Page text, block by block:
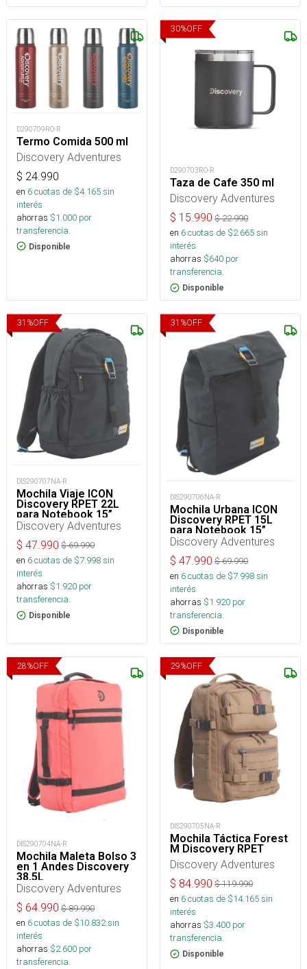
D290709RO-R
Termo Comida 500 ml
Discovery Adventures
$ 24.990
en 6cuotas de $4.165sin
interés
ahorras $1.000 por
transferencia.
Disponible
30%OFF
D290703RO-R
Taza de Cafe 350 ml
Discovery Adventures
$ 15.990 $22.990
en 6cuotas de $2.665sin
interés
ahorras $640 por
transferencia.
Disponible
31 %OFF
DIS290707NA-R
Mochila Viaje ICON
Discovery RPET 22L
para Notebook 15”
Discovery Adventures
$ 47.990 $69.990
en 6cuotas de $7.998sin
interés
ahorras $1.920 por
transferencia.
Disponible
31 %OFF
DIS290706NA-R
Mochila Urbana ICON
Discovery RPET 15L
para Notebook 15”
Discovery Adventures
$ 47.990 $69.990
en 6cuotas de $7.998sin
interés
ahorras $1.920 por
transferencia.
Disponible
28%OFF
DIS290704NA-R
Mochila Maleta Bolso 3
en 1 Andes Discovery
38,5L
Discovery Adventures
$ 64.990 $89.990
en 6cuotas de $10.832sin
interés
ahorras $2.600 por
transferencia.
29%OFF
DIS290705NA-R
Mochila Táctica Forest
M Discovery RPET
Discovery Adventures
$ 84.990 $119.990
en 6cuotas de $14.165sin
interés
ahorras $3.400 por
transferencia.
Disponible